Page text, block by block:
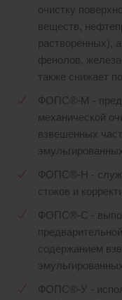
очистку
веществ,
растворённых),
фенолов,
также снижает
ФОПС®-М -
механической
взвешенных
ФОПС®-Н -
стоков и
ФОПС®-С -
содержанием
ФОПС®-У -